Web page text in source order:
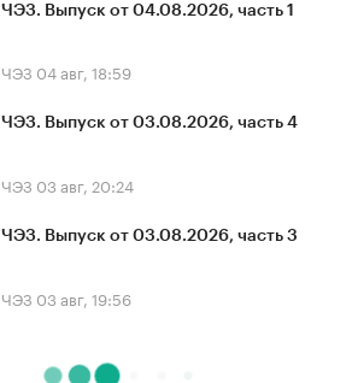
ЧЭЗ. Выпуск от 04.08.2026, часть 1
ЧЭЗ 04 авг, 18:59
ЧЭЗ. Выпуск от 03.08.2026, часть 4
ЧЭЗ 03 авг, 20:24
ЧЭЗ. Выпуск от 03.08.2026, часть 3
ЧЭЗ 03 авг, 19:56